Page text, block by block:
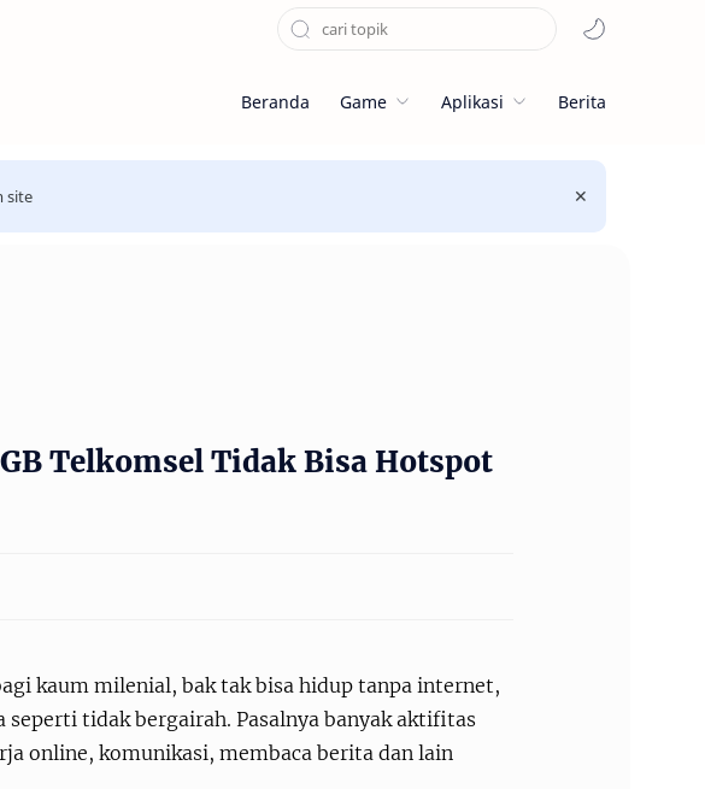
Beranda Game Aplikasi Berita
site
Telkomsel Tidak Bisa Hotspot
kaum milenial, bak tak bisa hidup tanpa internet,
tidak bergairah. Pasalnya banyak aktifitas
online, komunikasi, membaca berita dan lain